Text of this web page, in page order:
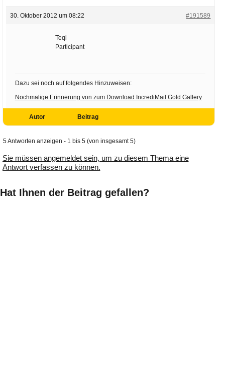
30. Oktober 2012 um 08:22 #191589
Teqi
Participant
Dazu sei noch auf folgendes Hinzuweisen:
Nochmalige Erinnerung von zum Download IncrediMail Gold Gallery
Autor Beitrag
5 Antworten anzeigen - 1 bis 5 (von insgesamt 5)
Sie müssen angemeldet sein, um zu diesem Thema eine
Antwort verfassen zu können.
Hat Ihnen der Beitrag gefallen?